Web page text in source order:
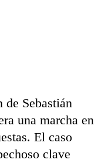
de Sebastián
una marcha en
El caso
clave